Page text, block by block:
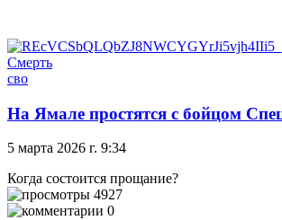
Смерть
сво
На Ямале простятся с бойцом
5 марта 2026 г. 9:34
Когда состоится прощание?
4927
0